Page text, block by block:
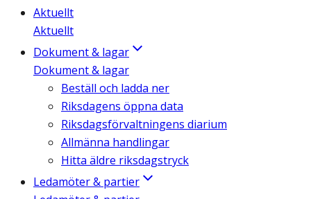
Aktuellt
Aktuellt
Dokument & lagar
Dokument & lagar
Beställ och ladda ner
Riksdagens öppna data
Riksdagsförvaltningens diarium
Allmänna handlingar
Hitta äldre riksdagstryck
Ledamöter & partier